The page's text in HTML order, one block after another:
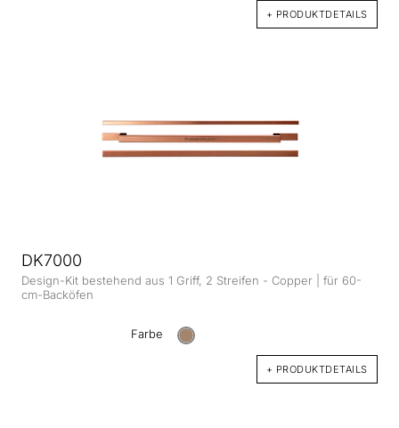
+ PRODUKTDETAILS
DK7000
Design-Kit bestehend aus 1 Griff, 2 Streifen - Copper | für 60-
cm-Backöfen
Farbe
+ PRODUKTDETAILS